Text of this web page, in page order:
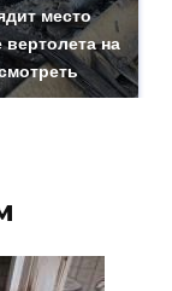
место
вертолета на